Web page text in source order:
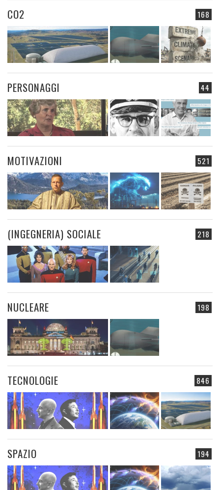
168
CO2
44
PERSONAGGI
521
MOTIVAZIONI
218
(INGEGNERIA) SOCIALE
198
NUCLEARE
846
TECNOLOGIE
194
SPAZIO